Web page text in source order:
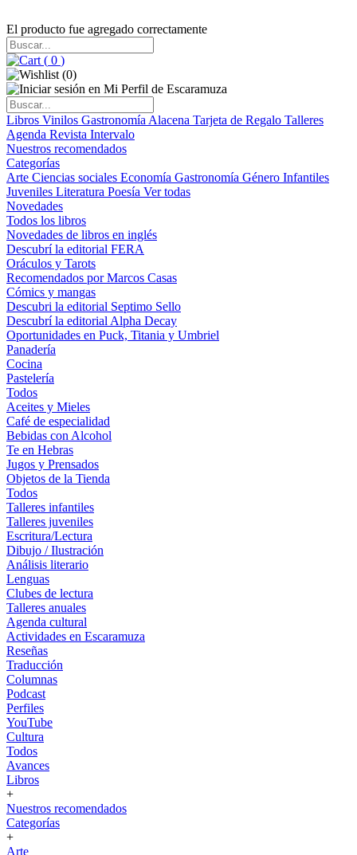
El producto fue agregado correctamente
( 0 )
(0)
Libros Vinilos Gastronomía Alacena Tarjeta de Regalo Talleres
Agenda Revista Intervalo
Nuestros recomendados
Categorías
Arte Ciencias sociales Economía Gastronomía Género Infantiles
Juveniles Literatura Poesía Ver todas
Novedades
Todos los libros
Novedades de libros en inglés
Descubrí la editorial FERA
Oráculos y Tarots
Recomendados por Marcos Casas
Cómics y mangas
Descubri la editorial Septimo Sello
Descubrí la editorial Alpha Decay
Oportunidades en Puck, Titania y Umbriel
Panadería
Cocina
Pastelería
Todos
Aceites y Mieles
Café de especialidad
Bebidas con Alcohol
Te en Hebras
Jugos y Prensados
Objetos de la Tienda
Todos
Talleres infantiles
Talleres juveniles
Escritura/Lectura
Dibujo / Ilustración
Análisis literario
Lenguas
Clubes de lectura
Talleres anuales
Agenda cultural
Actividades en Escaramuza
Reseñas
Traducción
Columnas
Podcast
Perfiles
YouTube
Cultura
Todos
Avances
Libros
+
Nuestros recomendados
Categorías
+
Arte